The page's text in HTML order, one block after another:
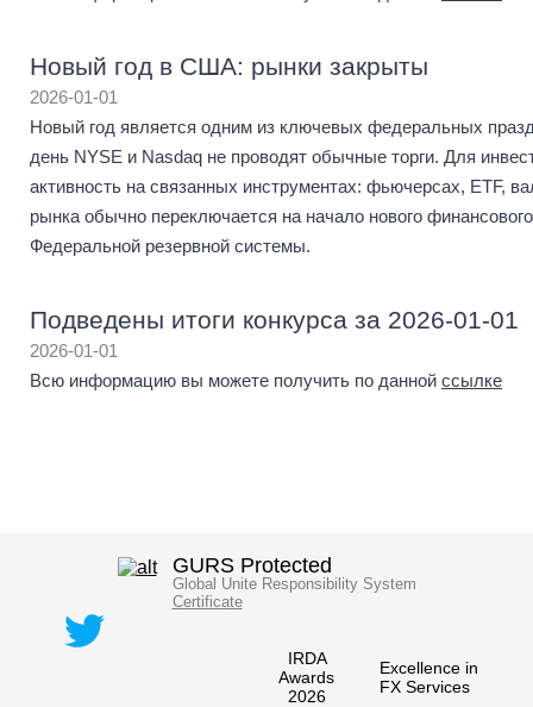
Новый год в США: рынки закрыты
2026-01-01
Новый год является одним из ключевых федеральных
день NYSE и Nasdaq не проводят обычные торги. Для
активность на связанных инструментах: фьючерсах, ETF,
рынка обычно переключается на начало нового
Федеральной резервной системы.
Подведены итоги конкурса за 2026-01-01
2026-01-01
Всю информацию вы можете получить по данной ссылке
GURS Protected
Global Unite Responsibility System
Certificate
IRDA
Awards
2026
Excellence in
FX Services